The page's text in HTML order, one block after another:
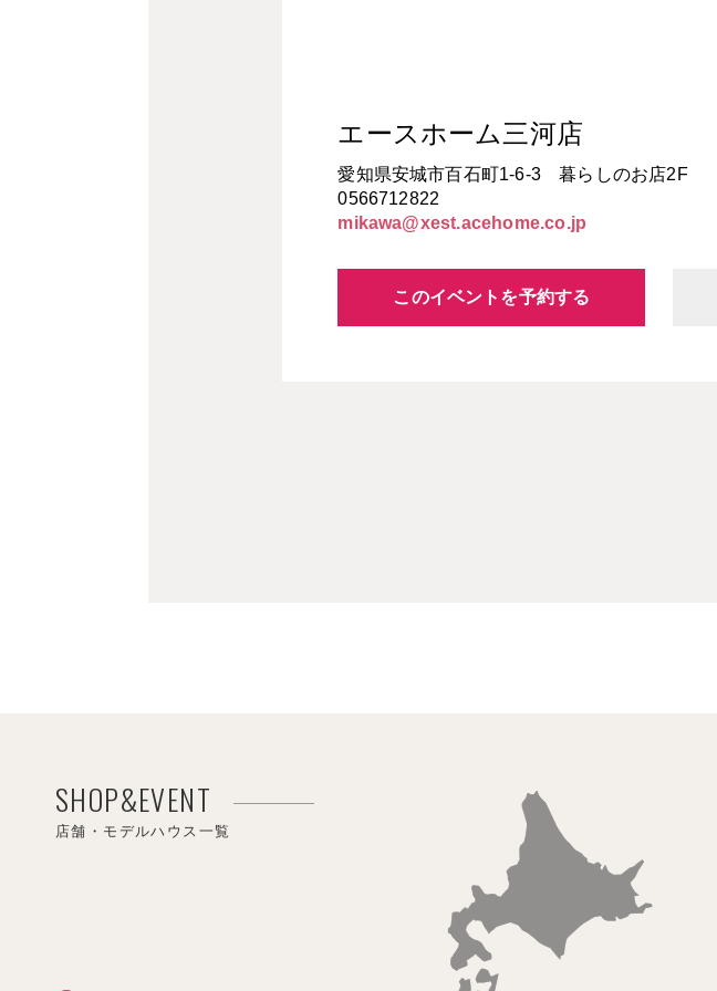
エースホーム三河店
愛知県安城市百石町1-6-3 暮らしのお店2F
0566712822
mikawa@xest.acehome.co.jp
このイベントを予約する
SHOP&EVENT
店舗・モデルハウス一覧